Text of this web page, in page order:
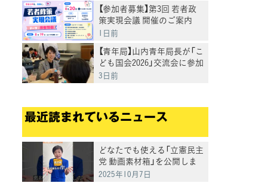
【参加者募集】第3回 若者政
策実現会議 開催のご案内
一般のオブザーバー参加大
1日前
【青年局】山内青年局長が「こ
ども国会2026」交流会に参加
3日前
最近読まれているニュース
どなたでも使える「立憲民主
党 動画素材箱」を公開しま
した
2025年10月7日